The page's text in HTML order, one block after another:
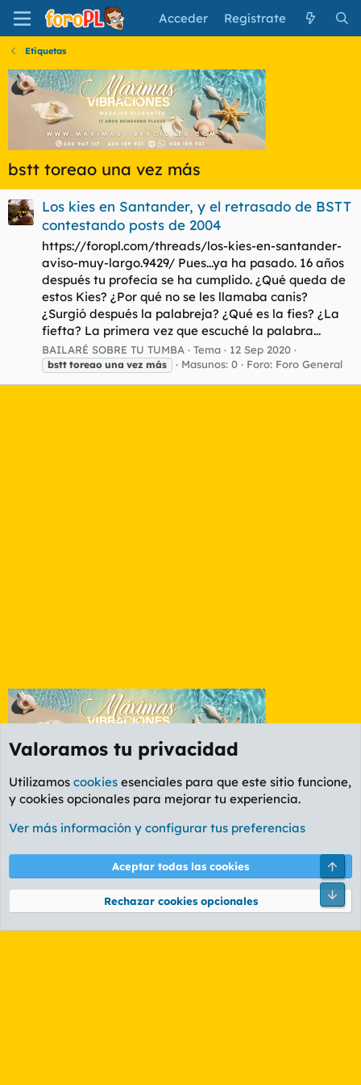
Acceder Regístrate
Etiquetas
bstt toreao una vez más
Los kies en Santander, y el retrasado de BSTT
contestando posts de 2004
https://foropl.com/threads/los-kies-en-santander-
aviso-muy-largo.9429/ Pues...ya ha pasado. 16 años
después tu profecía se ha cumplido. ¿Qué queda de
estos Kies? ¿Por qué no se les llamaba canis?
¿Surgió después la palabreja? ¿Qué es la fies? ¿La
fiefta? La primera vez que escuché la palabra...
BAILARÉ SOBRE TU TUMBA Tema 12 Sep 2020
bstt toreao una vez más Masunos: 0 Foro: Foro General
Etiquetas
Cookies
PL OLDSTYLE AMARILLO
Términos y reglas Política de privacidad Ayuda
Community platform by XenForo® © 2010-2026 XenForo Ltd.
Valoramos tu privacidad
Utilizamos cookies esenciales para que este sitio funcione,
y cookies opcionales para mejorar tu experiencia.
Ver más información y configurar tus preferencias
Aceptar todas las cookies
Rechazar cookies opcionales
Pie